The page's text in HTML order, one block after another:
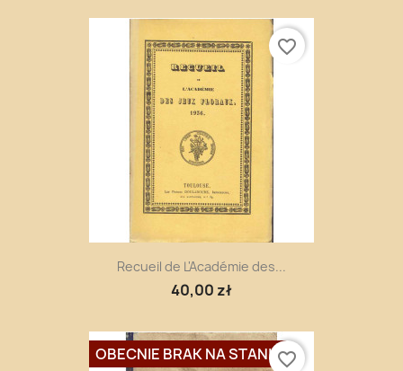
Recueil de L'Académie des...
40,00 zł
favorite_border
OBECNIE BRAK NA STANIEfavorite_border